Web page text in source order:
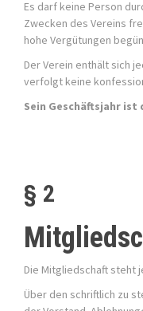
Es darf keine Person
Zwecken des Vereins
hohe Vergütungen
Der Verein enthält sich
verfolgt keine
Sein Geschäftsjahr ist
§ 2
Die Mitgliedschaft steht
Über den schriftlich zu